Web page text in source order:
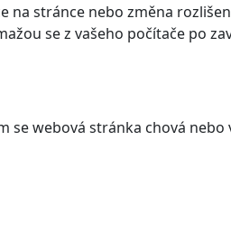
stránce nebo změna
se z vašeho počítače po
webová stránka chová nebo